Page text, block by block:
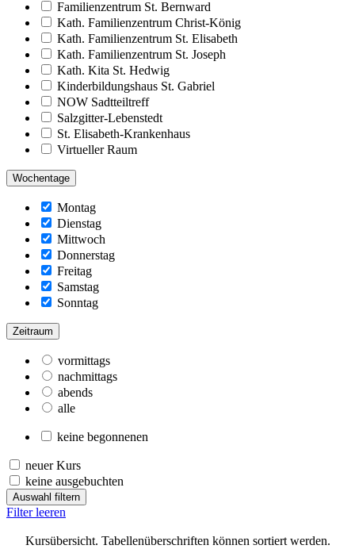
Familienzentrum St. Bernward
Kath. Familienzentrum Christ-König
Kath. Familienzentrum St. Elisabeth
Kath. Familienzentrum St. Joseph
Kath. Kita St. Hedwig
Kinderbildungshaus St. Gabriel
NOW Sadtteiltreff
Salzgitter-Lebenstedt
St. Elisabeth-Krankenhaus
Virtueller Raum
Wochentage
Montag
Dienstag
Mittwoch
Donnerstag
Freitag
Samstag
Sonntag
Zeitraum
vormittags
nachmittags
abends
alle
keine begonnenen
neuer Kurs
keine ausgebuchten
Auswahl filtern
Filter leeren
Kursübersicht. Tabellenüberschriften können sortiert werden.